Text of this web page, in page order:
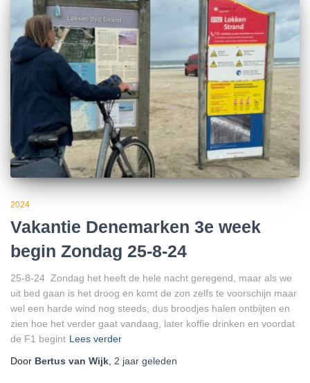
2024
Vakantie Denemarken 3e week
begin Zondag 25-8-24
25-8-24 Zondag het heeft de hele nacht geregend, maar als we
uit bed gaan is het droog en komt de zon zelfs te voorschijn maar
wel een harde wind nog steeds, dus broodjes halen ontbijten en
zien hoe het verder gaat vandaag, later koffie drinken en voordat
de F1 begint Lees verder
Door Bertus van Wijk 2 jaar geleden